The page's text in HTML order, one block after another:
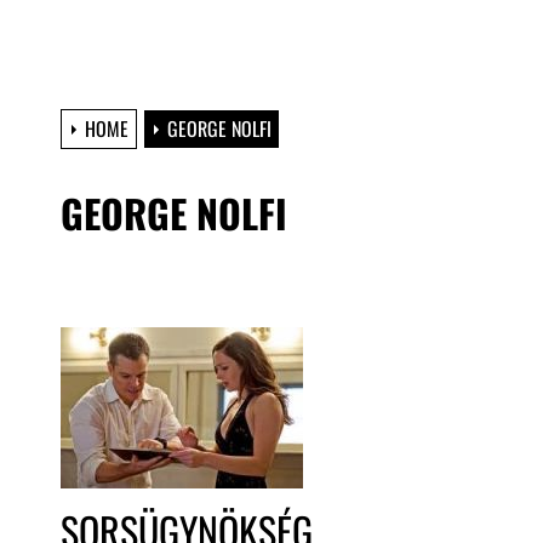
HOME GEORGE NOLFI
GEORGE NOLFI
SORSÜGYNÖKSÉG